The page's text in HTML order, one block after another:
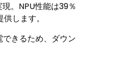
。NPU性能は39％
します。
きるため、ダウン